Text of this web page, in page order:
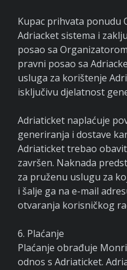
Kupac prihvata ponudu
Adriacket sistema i
posao sa
pravni posao sa
usluga za korištenje
isključivu djelatnost
Adriaticket naplaćuje
generiranja i dostave
Adriaticket trebao
završen. Naknada
za pruženu uslugu za
i šalje ga na e-mail
otvaranja korisničkog
6. Plaćanje
Plaćanje obrađuje
odnos s Adriaticket.